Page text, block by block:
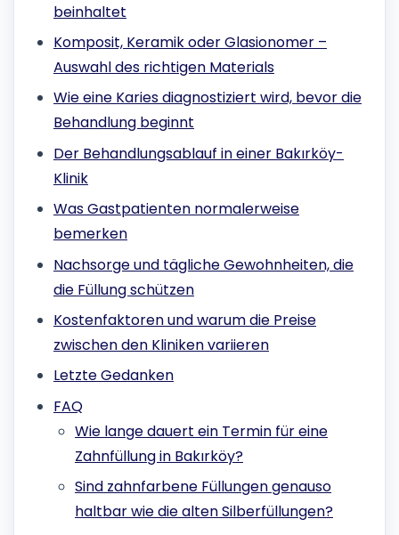
beinhaltet
Komposit, Keramik oder Glasionomer –
Auswahl des richtigen Materials
Wie eine Karies diagnostiziert wird, bevor die
Behandlung beginnt
Der Behandlungsablauf in einer Bakırköy-
Klinik
Was Gastpatienten normalerweise
bemerken
Nachsorge und tägliche Gewohnheiten, die
die Füllung schützen
Kostenfaktoren und warum die Preise
zwischen den Kliniken variieren
Letzte Gedanken
FAQ
Wie lange dauert ein Termin für eine
Zahnfüllung in Bakırköy?
Sind zahnfarbene Füllungen genauso
haltbar wie die alten Silberfüllungen?